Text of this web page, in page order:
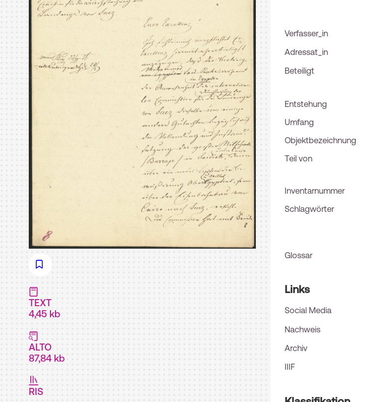
TEXT
4,45 kb
ALTO
87,84 kb
RIS
Verfasser_in
Adressat_in
Beteiligt
Entstehung
Umfang
Objektbezeichnung
Teil von
Inventarnummer
Schlagwörter
Glossar
Links
Social Media
Nachweis
Archiv
IIIF